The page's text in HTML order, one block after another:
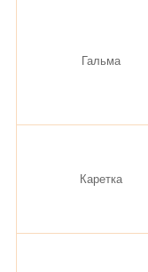
Гальма
Каретка